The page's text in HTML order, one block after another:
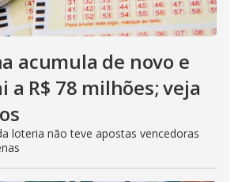
acumula de novo e
a R$ 78 milhões; veja
loteria não teve apostas vencedoras